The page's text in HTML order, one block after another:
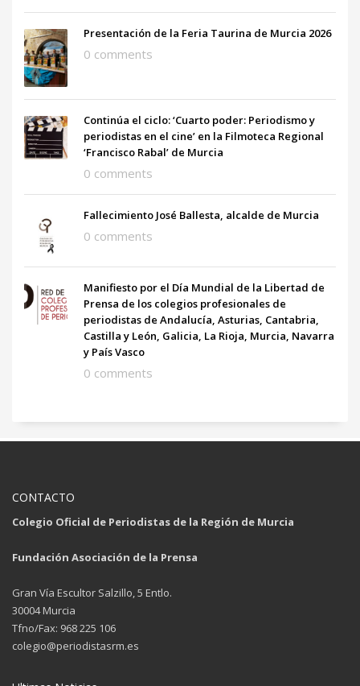
Presentación de la Feria Taurina de Murcia 2026
0 comments
Continúa el ciclo: ‘Cuarto poder: Periodismo y
periodistas en el cine’ en la Filmoteca Regional
‘Francisco Rabal’ de Murcia
0 comments
Fallecimiento José Ballesta, alcalde de Murcia
0 comments
Manifiesto por el Día Mundial de la Libertad de
Prensa de los colegios profesionales de
periodistas de Andalucía, Asturias, Cantabria,
Castilla y León, Galicia, La Rioja, Murcia, Navarra
y País Vasco
0 comments
CONTACTO
Colegio Oficial de Periodistas de la Región de Murcia
Fundación Asociación de la Prensa
Gran Vía Escultor Salzillo, 5 Entlo.
30004 Murcia
Tfno/Fax: 968 225 106
colegio@periodistasrm.es